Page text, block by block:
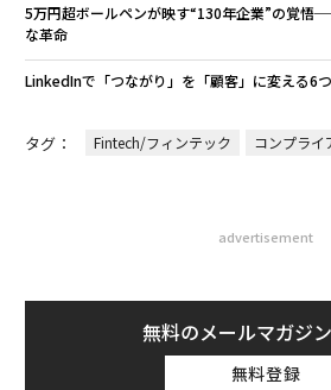
5万円超ボールペンが映す“130年企業”の覚悟
な革命
LinkedInで「つながり」を「顧客」に変える6
タグ： Fintech/フィンテック コンプライ
advertisement
無料のメールマガジ
無料登録